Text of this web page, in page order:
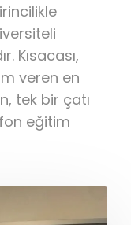
Kısacası,
veren en
tek bir çatı
eğitim